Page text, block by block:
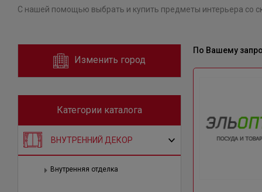
С нашей помощью выбрать и купить предметы интерьера со
Изменить город
Категории каталога
ВНУТРЕННИЙ ДЕКОР
Внутренняя отделка
По Вашему